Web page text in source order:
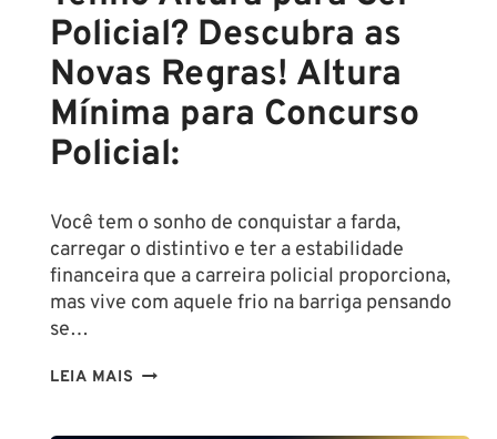
Policial? Descubra as
Novas Regras! Altura
Mínima para Concurso
Policial:
Você tem o sonho de conquistar a farda,
carregar o distintivo e ter a estabilidade
financeira que a carreira policial proporciona,
mas vive com aquele frio na barriga pensando
se…
LEIA MAIS TENHO